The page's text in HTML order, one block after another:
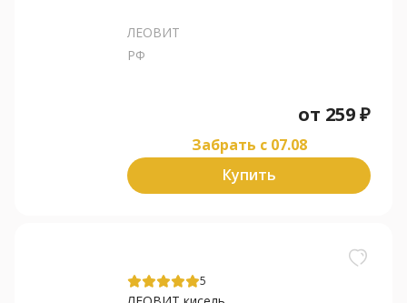
ЛЕОВИТ
РФ
от 259₽
Забрать c 07.08
Купить
5